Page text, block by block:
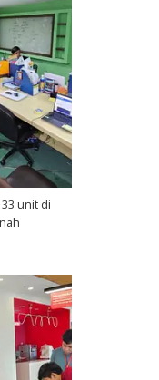
unit di